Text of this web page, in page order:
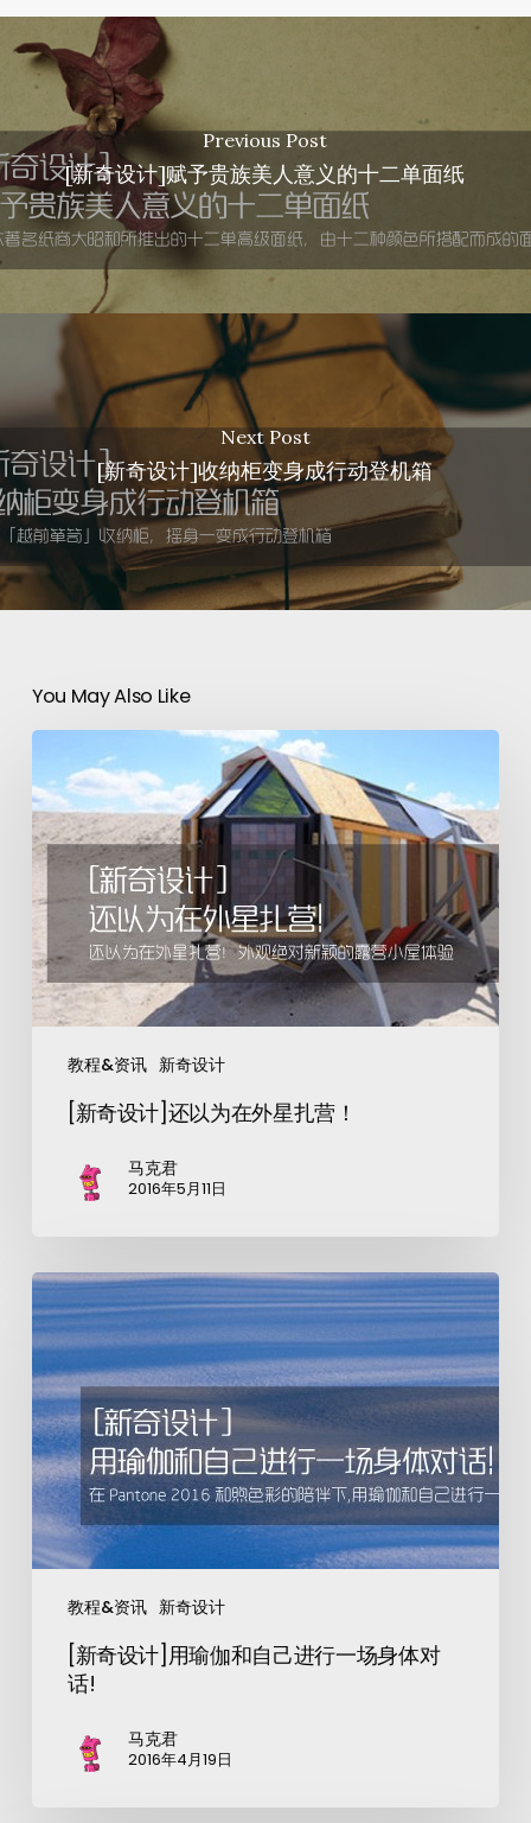
Previous Post
[新奇设计]赋予贵族美人意义的十二单面纸
Next Post
[新奇设计]收纳柜变身成行动登机箱
You May Also Like
教程&资讯 新奇设计
[新奇设计]还以为在外星扎营！
马克君
2016年5月11日
教程&资讯 新奇设计
[新奇设计]用瑜伽和自己进行一场身体对
话!
马克君
2016年4月19日